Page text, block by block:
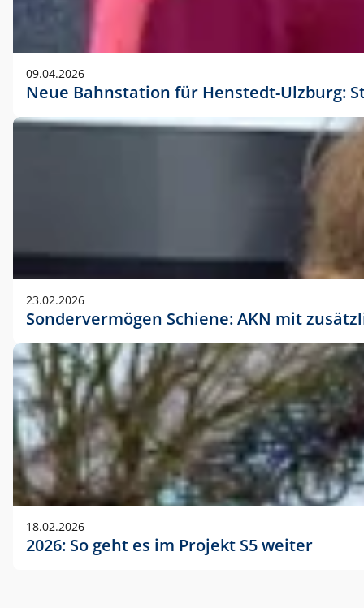
09.04.2026
Neue Bahnstation für Henstedt-Ulzburg:
23.02.2026
Sondervermögen Schiene: AKN mit
18.02.2026
2026: So geht es im Projekt S5 weiter